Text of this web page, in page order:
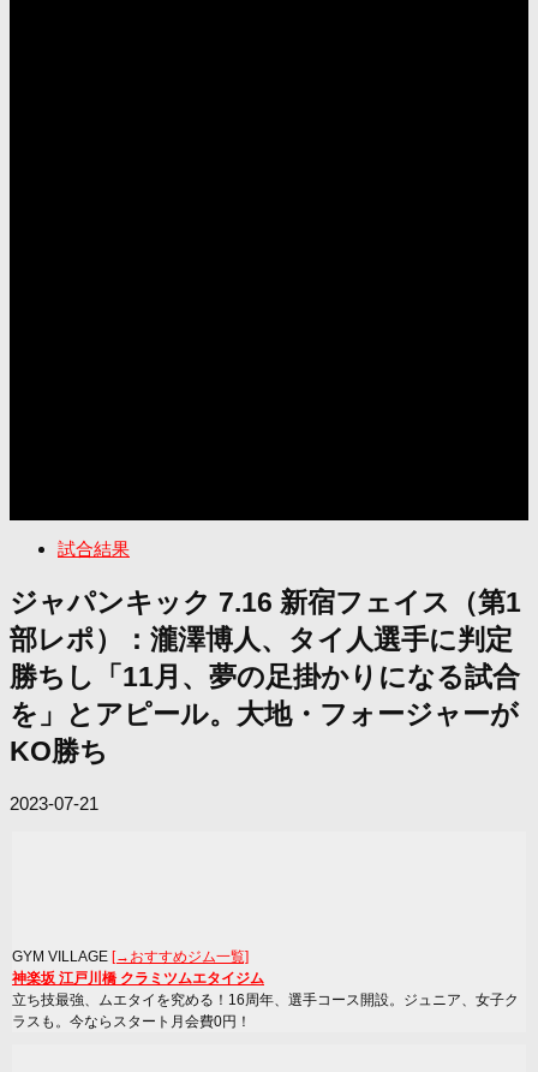
試合結果
ジャパンキック 7.16 新宿フェイス（第1
部レポ）：瀧澤博人、タイ人選手に判定
勝ちし「11月、夢の足掛かりになる試合
を」とアピール。大地・フォージャーが
KO勝ち
2023-07-21
GYM VILLAGE [→おすすめジム一覧]
神楽坂 江戸川橋 クラミツムエタイジム
立ち技最強、ムエタイを究める！16周年、選手コース開設。ジュニア、女子ク
ラスも。今ならスタート月会費0円！